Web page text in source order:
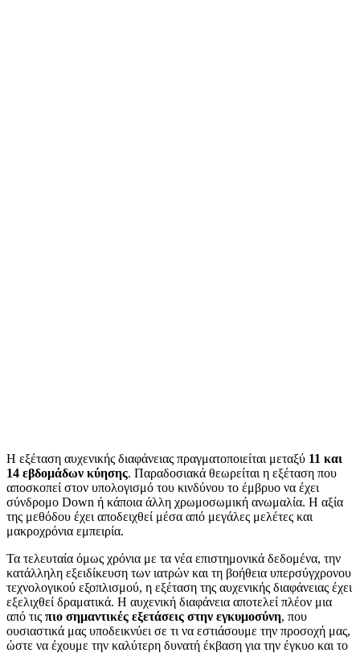
Η εξέταση αυχενικής διαφάνειας πραγματοποιείται μεταξύ 11 και
14 εβδομάδων κύησης. Παραδοσιακά θεωρείται η εξέταση που
αποσκοπεί στον υπολογισμό του κινδύνου το έμβρυο να έχει
σύνδρομο Down ή κάποια άλλη χρωμοσωμική ανωμαλία. Η αξία
της μεθόδου έχει αποδειχθεί μέσα από μεγάλες μελέτες και
μακροχρόνια εμπειρία.
Τα τελευταία όμως χρόνια με τα νέα επιστημονικά δεδομένα, την
κατάλληλη εξειδίκευση των ιατρών και τη βοήθεια υπερσύγχρονου
τεχνολογικού εξοπλισμού, η εξέταση της αυχενικής διαφάνειας έχει
εξελιχθεί δραματικά. Η αυχενική διαφάνεια αποτελεί πλέον μια
από τις πιο σημαντικές εξετάσεις στην εγκυμοσύνη, που
ουσιαστικά μας υποδεικνύει σε τι να εστιάσουμε την προσοχή μας,
ώστε να έχουμε την καλύτερη δυνατή έκβαση για την έγκυο και το